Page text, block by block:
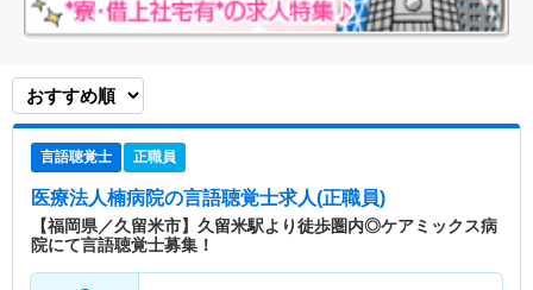
言語聴覚士 正職員
医療法人楠病院の言語聴覚士求人(正職員)
【福岡県／久留米市】久留米駅より徒歩圏内◎ケアミックス病
院にて言語聴覚士募集！